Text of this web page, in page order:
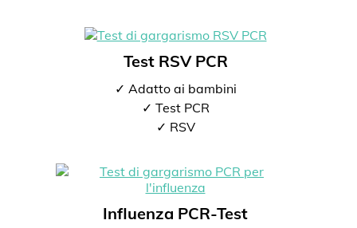
Test RSV PCR
✓ Adatto ai bambini
✓ Test PCR
✓ RSV
Influenza PCR-Test